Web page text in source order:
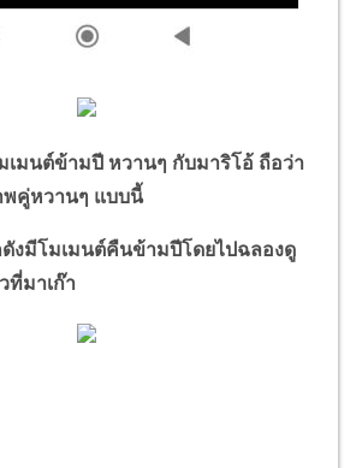
เมนต์ข้ามปี หวานๆ กับมาริโอ้ ถือว่า
พคู่หวานๆ แบบนี้
งมีโมเมนต์คืนข้ามปีโดยไปฉลองดู
มาเก๊า